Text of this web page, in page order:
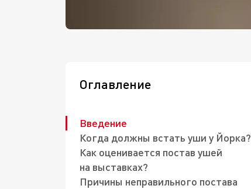
Оглавление
Введение
Когда должны встать уши у Йорка?
Как оценивается постав ушей
на выставках?
Причины неправильного постава